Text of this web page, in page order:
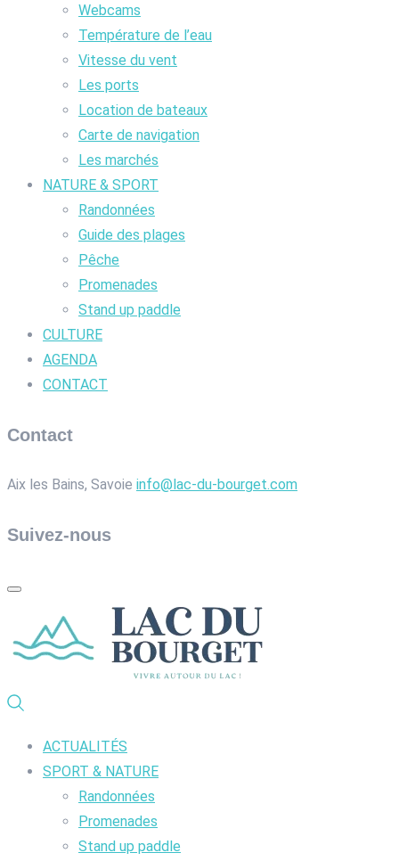
Webcams
Température de l’eau
Vitesse du vent
Les ports
Location de bateaux
Carte de navigation
Les marchés
NATURE & SPORT
Randonnées
Guide des plages
Pêche
Promenades
Stand up paddle
CULTURE
AGENDA
CONTACT
Contact
Aix les Bains, Savoie info@lac-du-bourget.com
Suivez-nous
ACTUALITÉS
SPORT & NATURE
Randonnées
Promenades
Stand up paddle